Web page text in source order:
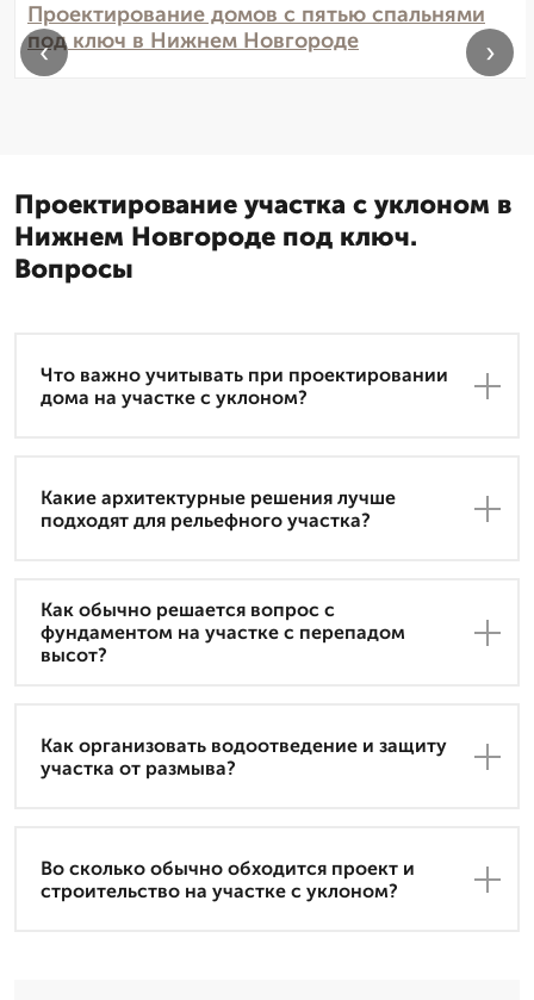
Проектирование домов с пятью спальнями
под ключ в Нижнем Новгороде
‹ ›
Проектирование участка с уклоном в
Нижнем Новгороде под ключ.
Вопросы
Что важно учитывать при проектировании
дома на участке с уклоном?
Какие архитектурные решения лучше
подходят для рельефного участка?
Как обычно решается вопрос с
фундаментом на участке с перепадом
высот?
Как организовать водоотведение и защиту
участка от размыва?
Во сколько обычно обходится проект и
строительство на участке с уклоном?